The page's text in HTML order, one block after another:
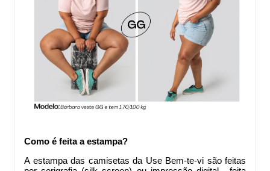
Como é feita a estampa?
A estampa das camisetas da Use Bem-te-vi são feitas